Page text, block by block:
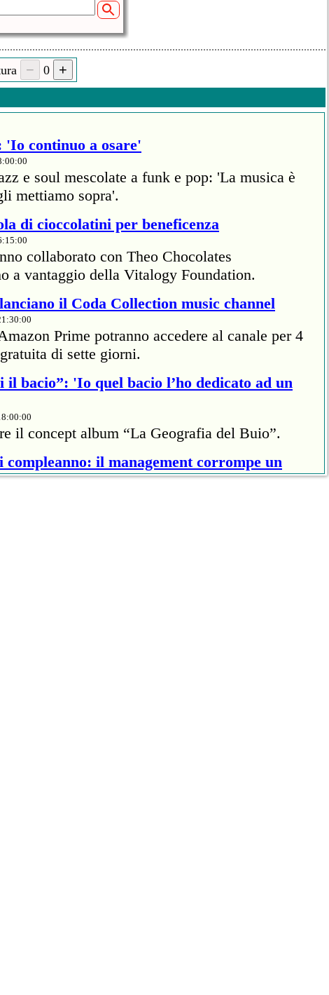
0
'Io continuo a osare'
e soul mescolate a funk e pop: 'La musica è
mettiamo sopra'.
di cioccolatini per beneficenza
collaborato con Theo Chocolates
a vantaggio della Vitalogy Foundation.
il Coda Collection music channel
Prime potranno accedere al canale per 4
di sette giorni.
bacio”: 'Io quel bacio l’ho dedicato ad un
il concept album “La Geografia del Buio”.
il management corrompe un